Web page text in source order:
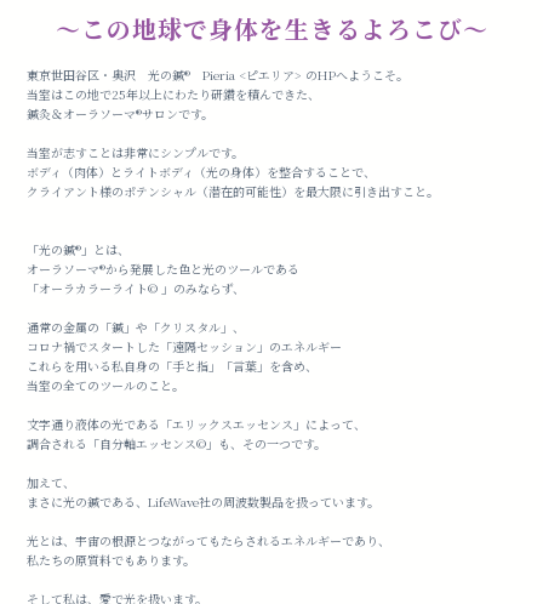
〜この地球で身体を生きるよろこび〜
東京世田谷区・奥沢 光の鍼®️ Pieria <ピエリア> のHPへようこそ。
当室はこの地で25年以上にわたり研鑽を積んできた、
鍼灸＆オーラソーマ®︎サロンです。
当室が志すことは非常にシンプルです。
ボディ（肉体）とライトボディ（光の身体）を整合することで、
クライアント様のポテンシャル（潜在的可能性）を最大限に引き出すこと。
「光の鍼®️」とは、
オーラソーマ®️から発展した色と光のツールである
「オーラカラーライト©︎ 」のみならず、
通常の金属の「鍼」や「クリスタル」、
コロナ禍でスタートした「遠隔セッション」のエネルギー
これらを用いる私自身の「手と指」「言葉」を含め、
当室の全てのツールのこと。
文字通り液体の光である「エリックスエッセンス」によって、
調合される「自分軸エッセンス©︎」も、その一つです。
加えて、
まさに光の鍼である、LifeWave社の周波数製品を扱っています。
光とは、宇宙の根源とつながってもたらされるエネルギーであり、
私たちの原質料でもあります。
そして私は、愛で光を扱います。